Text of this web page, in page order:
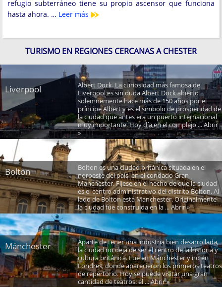
refugio subterráneo tiene su propio ascensor que funciona
hasta ahora. … Leer más
TURISMO EN REGIONES CERCANAS A CHESTER
Liverpool
Albert Dock. La curiosidad más famosa de
Liverpool es sin duda Albert Dock abierto
solemnemente hace más de 150 años por el
príncipe Albert y es el símbolo de prosperidad de
la ciudad que antes era un puerto internacional
muy importante. Hoy día en el complejo ... Abrir
»
Bolton
Bolton es una ciudad británica situada en el
noroeste del país, en el condado Gran
Manchester. Fíjese en el hecho de que la ciudad
es el centro administrativo del distrito Bolton. Al
lado de Bolton está Manchester. Originalmente
la ciudad fue construida en la ... Abrir »
Mánchester
Aparte de tener una industria bien desarrollada,
la ciudad no deja de ser el centro de la historia y
cultura británica. Fue en Mánchester y no en
Londres, donde aparecieron los primeros teatros
de repertorio. Hoy se puede visitar una gran
cantidad de teatros: el ... Abrir »